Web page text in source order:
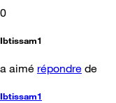
0
Ibtissam1
a aimé répondre de
Ibtissam1